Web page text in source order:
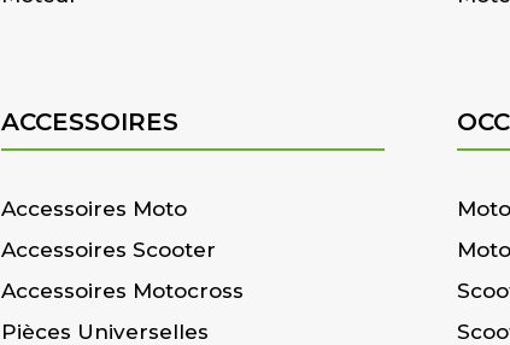
ACCESSOIRES
Accessoires Moto
Accessoires Scooter
Accessoires Motocross
Pièces Universelles